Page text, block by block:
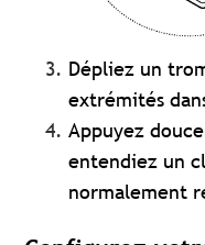
Dépliez un
extrémités
Appuyez
entendiez un
normalement